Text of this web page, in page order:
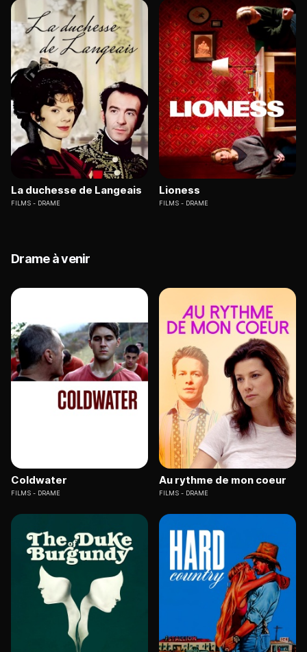
La duchesse de Langeais
FILMS DRAME
Lioness
FILMS DRAME
Drame à venir
Coldwater
FILMS DRAME
Au rythme de mon coeur
FILMS DRAME